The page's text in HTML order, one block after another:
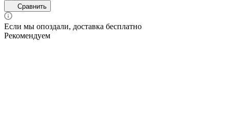
Сравнить
Если мы опоздали, доставка бесплатно
Рекомендуем